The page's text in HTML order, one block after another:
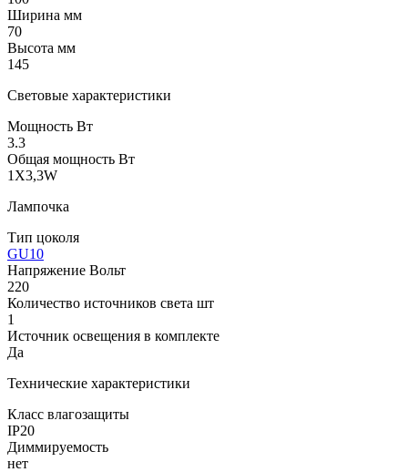
Ширина мм
70
Высота мм
145
Световые характеристики
Мощность Вт
3.3
Общая мощность Вт
1X3,3W
Лампочка
Тип цоколя
GU10
Напряжение Вольт
220
Количество источников света шт
1
Источник освещения в комплекте
Да
Технические характеристики
Класс влагозащиты
IP20
Диммируемость
нет